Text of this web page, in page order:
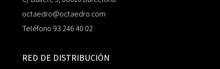
octaedro@octaedro.com
Teléfono 93 246 40 02
RED DE DISTRIBUCIÓN